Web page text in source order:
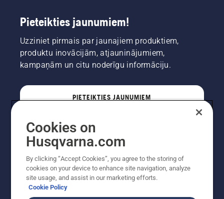
Pieteikties jaunumiem!
Uzziniet pirmais par jaunajiem produktiem,
produktu inovācijām, atjauninājumiem,
kampaņām un citu noderīgu informāciju.
PIETEIKTIES JAUNUMIEM
Cookies on
Husqvarna.com
By clicking “Accept Cookies”, you agree to the storing of
cookies on your device to enhance site navigation, analyze
site usage, and assist in our marketing efforts.
Cookie Policy